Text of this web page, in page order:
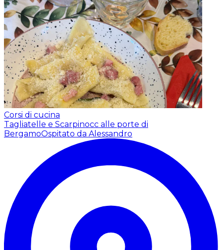
Corsi di cucina
Tagliatelle e Scarpinocc alle porte di
BergamoOspitato da Alessandro